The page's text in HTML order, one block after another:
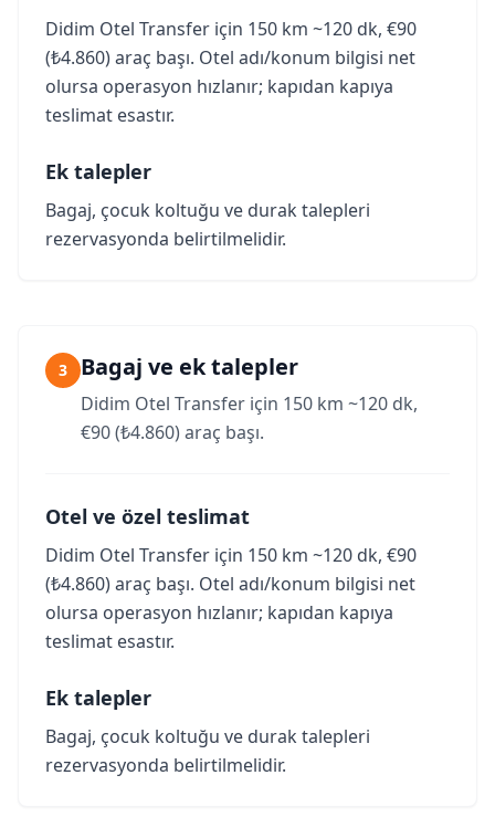
Didim Otel Transfer için 150 km ~120 dk, €90
(₺4.860) araç başı. Otel adı/konum bilgisi net
olursa operasyon hızlanır; kapıdan kapıya
teslimat esastır.
Ek talepler
Bagaj, çocuk koltuğu ve durak talepleri
rezervasyonda belirtilmelidir.
3 Bagaj ve ek talepler
Didim Otel Transfer için 150 km ~120 dk,
€90 (₺4.860) araç başı.
Otel ve özel teslimat
Didim Otel Transfer için 150 km ~120 dk, €90
(₺4.860) araç başı. Otel adı/konum bilgisi net
olursa operasyon hızlanır; kapıdan kapıya
teslimat esastır.
Ek talepler
Bagaj, çocuk koltuğu ve durak talepleri
rezervasyonda belirtilmelidir.